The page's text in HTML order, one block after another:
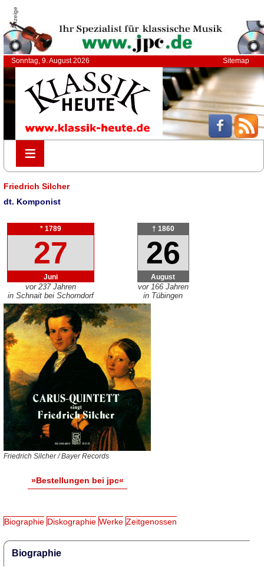
Anzeige
Sonntag, 9. August 2026 Sitemap
≡
≡
Friedrich Silcher
dt. Komponist
* 1789
27
Juni
vor 237 Jahren
in Schnait bei Schorndorf
† 1860
26
August
vor 166 Jahren
in Tübingen
Friedrich Silcher / Bayer Records
»Bestellungen bei jpc«
Biographie Diskographie Werke Zeitgenossen
Biographie